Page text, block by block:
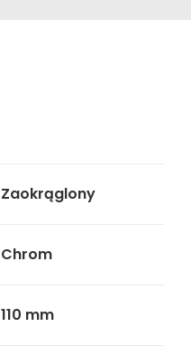
Zaokrąglony
Chrom
110 mm